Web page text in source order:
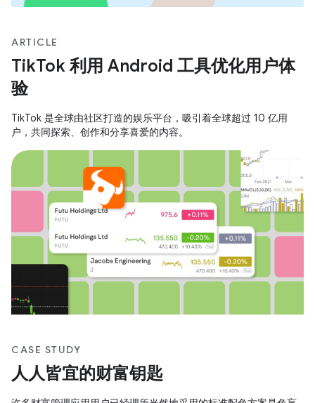
ARTICLE
TikTok 利用 Android 工具优化用户体
验
TikTok 是全球由社区打造的娱乐平台，吸引着全球超过 10 亿用
户，共同探索、创作和分享喜爱的内容。
CASE STUDY
人人皆宜的财富钥匙